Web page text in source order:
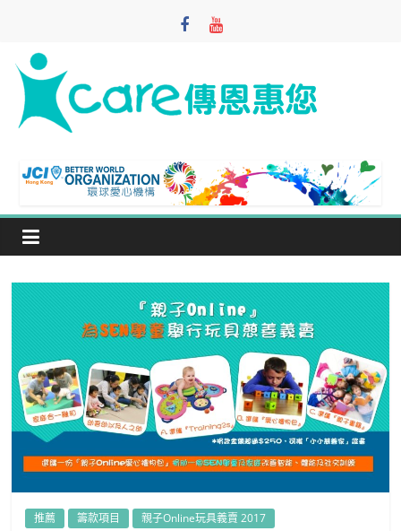
content
iCare
Foundation
教
於
推薦 籌款項目 親子Online玩具義賣 2017